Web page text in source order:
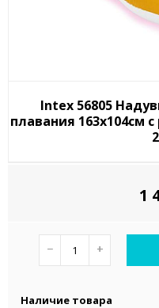
Intex 56805
плавания 163х104см
1
− +
Наличие товара